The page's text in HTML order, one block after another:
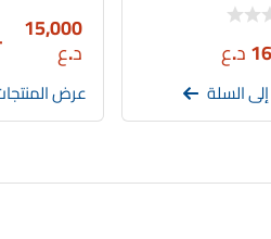
د.ع
السلة
15,000
د.ع
عرض